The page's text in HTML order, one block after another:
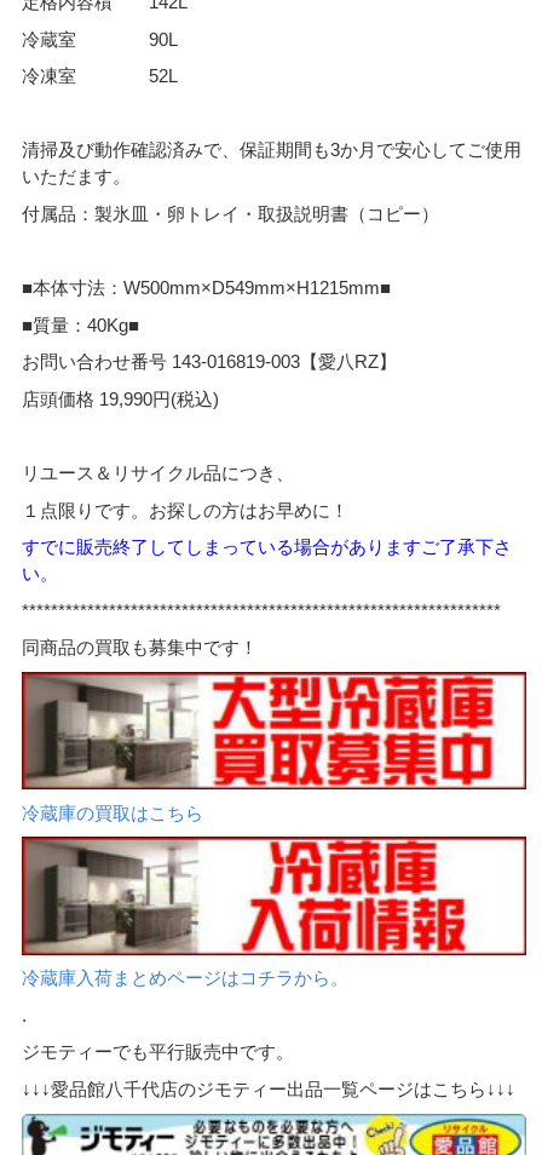
冷蔵室 90L
冷凍室 52L
清掃及び動作確認済みで、保証期間も3か月で安心してご使用
いただます。
付属品：製氷皿・卵トレイ・取扱説明書（コピー）
■本体寸法：W500mm×D549mm×H1215mm■
■質量：40Kg■
お問い合わせ番号 143-016819-003【愛八RZ】
店頭価格 19,990円(税込)
リユース＆リサイクル品につき、
１点限りです。お探しの方はお早めに！
すでに販売終了してしまっている場合がありますご了承下さ
い。
******************************************************************
同商品の買取も募集中です！
冷蔵庫の買取はこちら
冷蔵庫入荷まとめページはコチラから。
.
ジモティーでも平行販売中です。
↓↓↓愛品館八千代店のジモティー出品一覧ページはこちら↓↓↓